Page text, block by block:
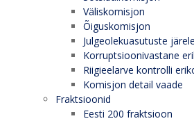
Väliskomisjon
Õiguskomisjon
Julgeolekuasutuste
Korruptsioonivastane
Riigieelarve kontrolli
Komisjon detail vaade
Fraktsioonid
Eesti 200 fraktsioon